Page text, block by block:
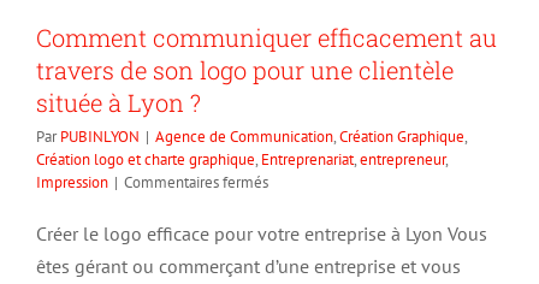
Comment communiquer efficacement au
travers de son logo pour une clientèle
située à Lyon ?
ParPUBINLYON | Agence de Communication,Création Graphique,
Création logo et charte graphique, Entreprenariat,entrepreneur,
Impression | Commentaires ferméssur
communiquer
efficacement
au
Créer le logo efficace pour votre entreprise à Lyon Vous
êtes gérant ou commerçant d’une entreprise et vous